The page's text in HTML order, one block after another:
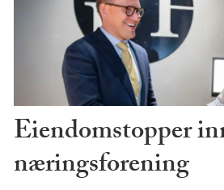
Eiendomstopper
næringsforening